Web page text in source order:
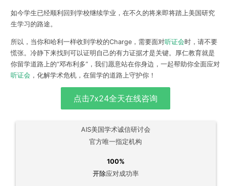
如今学生已经顺利回到学校继续学业，在不久的将来即将踏上美国研究
生学习的路途。
所以，当你和哈利一样收到学校的Charge，需要面对听证会时，请不要
慌张。冷静下来找到可以证明自己的有力证据才是关键。厚仁教育就是
你留学道路上的“邓布利多”，我们愿意站在你身边，一起帮助你全面应对
听证会 ，化解学术危机，在留学的道路上守护你！
点击7x24全天在线咨询
AIS美国学术诚信研讨会
官方唯一指定机构
100%
开除应对成功率